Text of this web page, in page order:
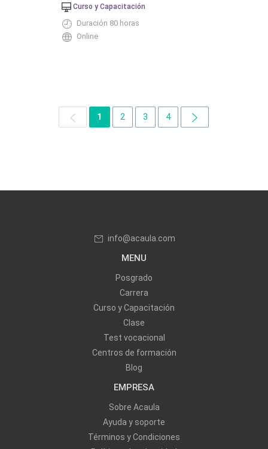
Curso y Capacitación
Duración 80 horas
Online
1 2 3 4
info@acaula.com
MENU
Posgrado
Carrera
Curso y Capacitación
Clase
Test vocacional
Centros de formación
Blog
EMPRESA
Sobre Acaula
Ayuda y soporte
Términos y Condiciones